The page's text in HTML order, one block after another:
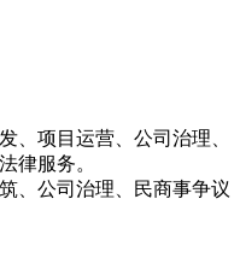
、项目运营、公司治理、
律服务。
、公司治理、民商事争议